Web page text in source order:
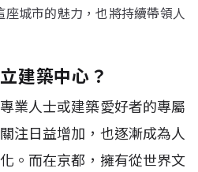
城市的魅力，也將持續帶領人
建築中心？
業人士或建築愛好者的專屬
注日益增加，也逐漸成為人
。而在京都，擁有從世界文